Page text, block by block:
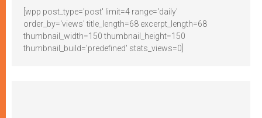
[wpp post_type='post' limit=4 range='daily'
order_by='views' title_length=68 excerpt_length=68
thumbnail_width=150 thumbnail_height=150
thumbnail_build='predefined' stats_views=0]